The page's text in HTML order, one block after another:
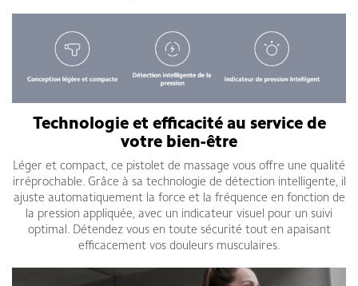
Technologie et efficacité au service de
votre bien-être
Léger et compact, ce pistolet de massage vous offre une qualité
irréprochable. Grâce à sa technologie de détection intelligente, il
ajuste automatiquement la force et la fréquence en fonction de
la pression appliquée, avec un indicateur visuel pour un suivi
optimal. Détendez vous en toute sécurité tout en apaisant
efficacement vos douleurs musculaires.